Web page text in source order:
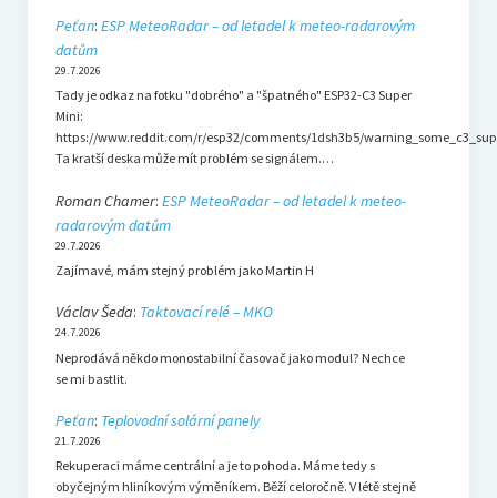
Peťan: ESP MeteoRadar – od letadel k meteo-radarovým
datům
29.7.2026
Tady je odkaz na fotku "dobrého" a "špatného" ESP32-C3 Super
Mini:
https://www.reddit.com/r/esp32/comments/1dsh3b5/
Ta kratší deska může mít problém se signálem.…
Roman Chamer: ESP MeteoRadar – od letadel k meteo-
radarovým datům
29.7.2026
Zajímavé, mám stejný problém jako Martin H
Václav Šeda: Taktovací relé – MKO
24.7.2026
Neprodává někdo monostabilní časovač jako modul? Nechce
se mi bastlit.
Peťan: Teplovodní solární panely
21.7.2026
Rekuperaci máme centrální a je to pohoda. Máme tedy s
obyčejným hliníkovým výměníkem. Běží celoročně. V létě stejně